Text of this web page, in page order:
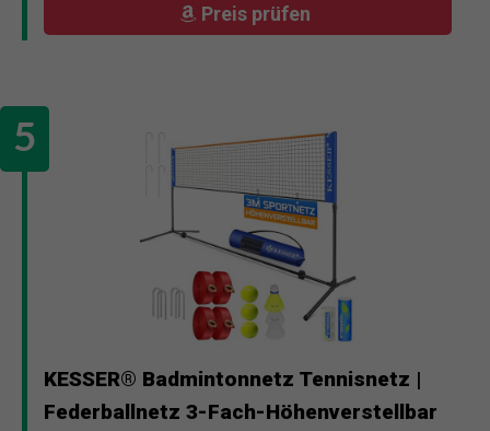
Preis prüfen
KESSER® Badmintonnetz Tennisnetz |
Federballnetz 3-Fach-Höhenverstellbar